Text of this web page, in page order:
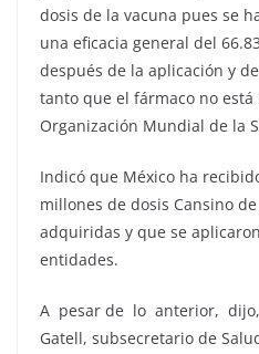
dosis de la vacuna pues se
una eficacia general del
después de la aplicación y
tanto que el fármaco no
Organización Mundial de la
Indicó que México ha
millones de dosis Cansino
adquiridas y que se
entidades.
A pesar de lo anterior,
Gatell, subsecretario de